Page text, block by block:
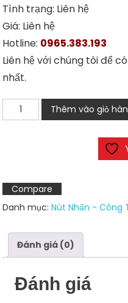
Tình trạng: Liên hệ
Giá: Liên hệ
Hotline: 0965.383.193
Liên hệ với chúng tôi để
nhất.
nhấn
lượng
Thêm vào giỏ
Compare
Danh mục:Nút Nhấn - Công
Đánh giá (0)
Đánh giá